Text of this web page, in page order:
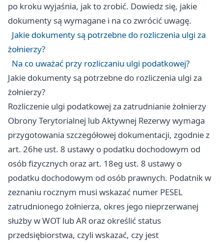
po kroku wyjaśnia, jak to zrobić. Dowiedz się, jakie
dokumenty są wymagane i na co zwrócić uwagę.
Jakie dokumenty są potrzebne do rozliczenia ulgi za
żołnierzy?
Na co uważać przy rozliczaniu ulgi podatkowej?
Jakie dokumenty są potrzebne do rozliczenia ulgi za
żołnierzy?
Rozliczenie ulgi podatkowej za zatrudnianie żołnierzy
Obrony Terytorialnej lub Aktywnej Rezerwy wymaga
przygotowania szczegółowej dokumentacji, zgodnie z
art. 26he ust. 8 ustawy o podatku dochodowym od
osób fizycznych oraz art. 18eg ust. 8 ustawy o
podatku dochodowym od osób prawnych. Podatnik w
zeznaniu rocznym musi wskazać numer PESEL
zatrudnionego żołnierza, okres jego nieprzerwanej
służby w WOT lub AR oraz określić status
przedsiębiorstwa, czyli wskazać, czy jest